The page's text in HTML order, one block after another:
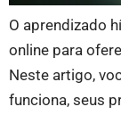
O aprendizado
online para
Neste artigo,
funciona, seus